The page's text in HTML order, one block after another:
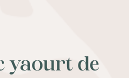
yaourt de